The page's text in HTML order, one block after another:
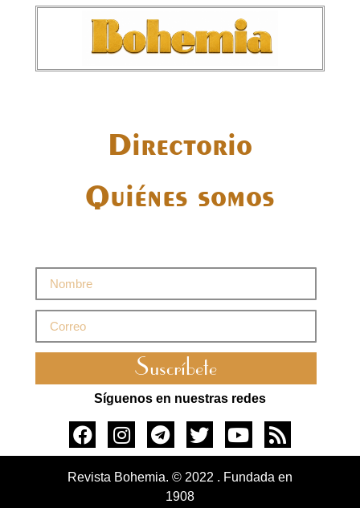
Directorio
Quiénes somos
Suscríbete
Síguenos en nuestras redes
Revista Bohemia. © 2022 . Fundada en
1908